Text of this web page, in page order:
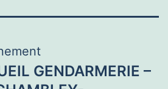
GENDARMERIE –